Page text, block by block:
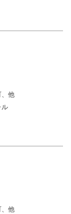
、他
ル
、他